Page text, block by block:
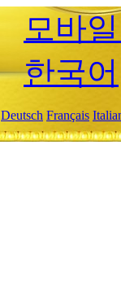
모바
한국어
Deutsch Français